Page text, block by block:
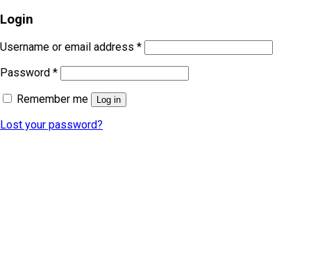
Login
Username or email address *
Password *
Remember me
Log in
Lost your password?